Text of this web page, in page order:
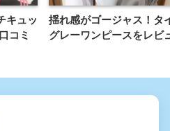
キュッ
コミ
揺れ感がゴージャス！タ
グレーワンピースをレビ